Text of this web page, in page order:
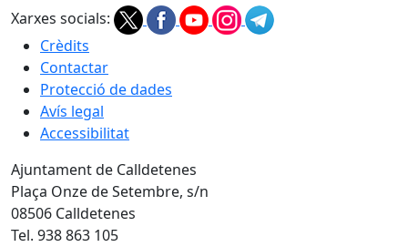
Xarxes socials:
Crèdits
Contactar
Protecció de dades
Avís legal
Accessibilitat
Ajuntament de Calldetenes
Plaça Onze de Setembre, s/n
08506 Calldetenes
Tel. 938 863 105